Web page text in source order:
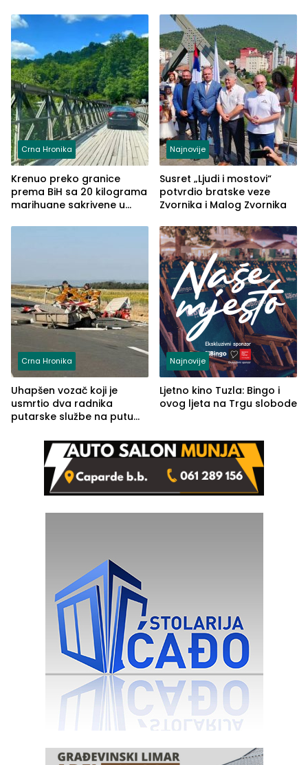
Crna Hronika
Krenuo preko granice
prema BiH sa 20 kilograma
marihuane sakrivene u
Najnovije
Susret „Ljudi i mostovi“
potvrdio bratske veze
Zvornika i Malog Zvornika
Crna Hronika
Uhapšen vozač koji je
usmrtio dva radnika
putarske službe na putu
(FOTO)
Najnovije
Ljetno kino Tuzla: Bingo i
ovog ljeta na Trgu slobode